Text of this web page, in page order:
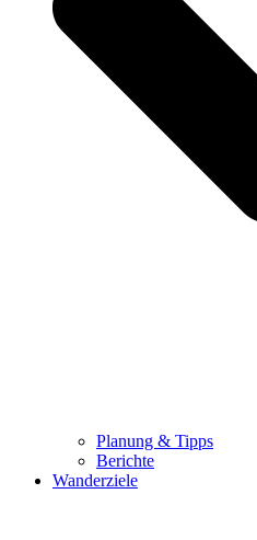
Planung & Tipps
Berichte
Wanderziele